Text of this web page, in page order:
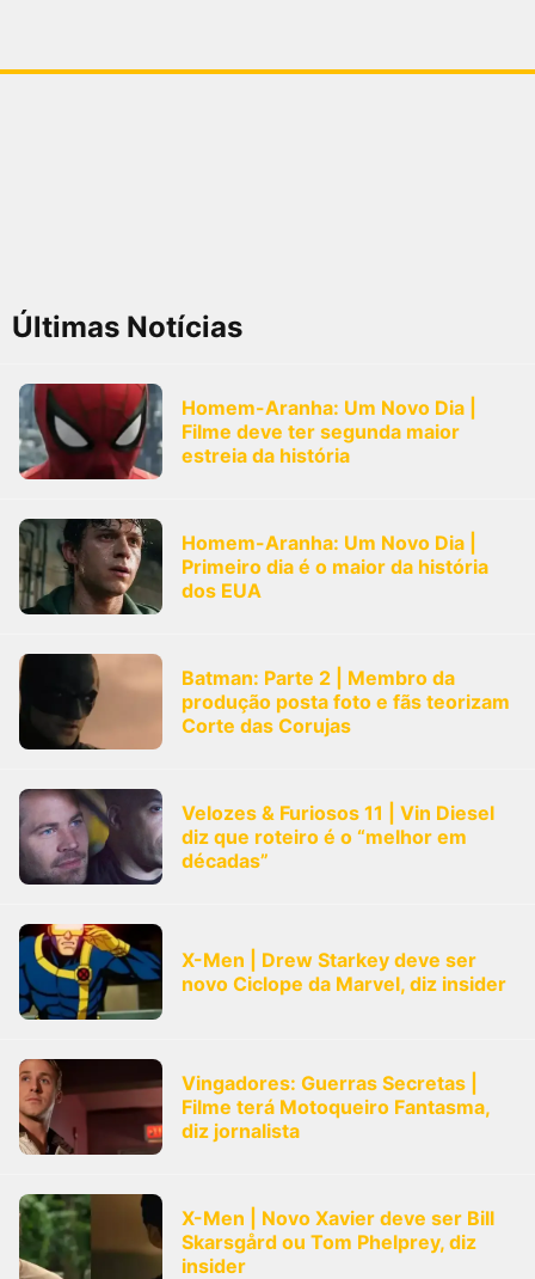
Últimas Notícias
Homem-Aranha: Um Novo Dia |
Filme deve ter segunda maior
estreia da história
Homem-Aranha: Um Novo Dia |
Primeiro dia é o maior da história
dos EUA
Batman: Parte 2 | Membro da
produção posta foto e fãs teorizam
Corte das Corujas
Velozes & Furiosos 11 | Vin Diesel
diz que roteiro é o “melhor em
décadas”
X-Men | Drew Starkey deve ser
novo Ciclope da Marvel, diz insider
Vingadores: Guerras Secretas |
Filme terá Motoqueiro Fantasma,
diz jornalista
X-Men | Novo Xavier deve ser Bill
Skarsgård ou Tom Phelprey, diz
insider